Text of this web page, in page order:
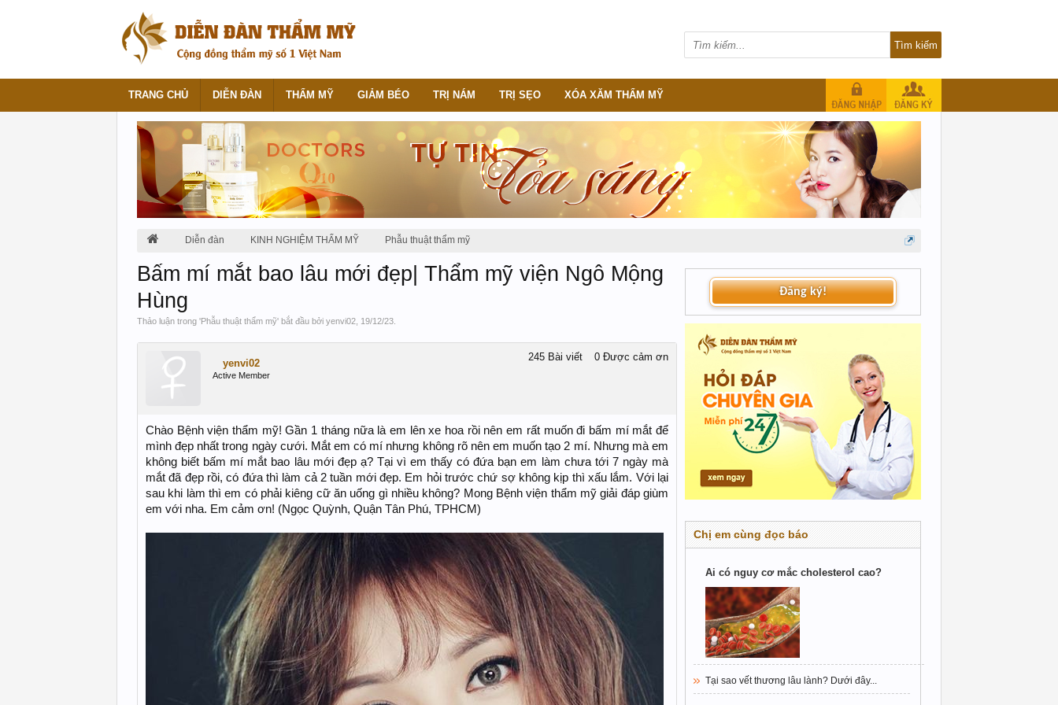
Diễn đàn KINH NGHIỆM THẨM MỸ Phẫu thuật thẩm mỹ
Bấm mí mắt bao lâu mới đẹp| Thẩm mỹ viện Ngô Mộng
Hùng
Thảo luận trong 'Phẫu thuật thẩm mỹ' bắt đầu bởi yenvi02 19/12/23
yenvi02
Active Member
245 Bài viết 0 Được cảm ơn
Chào Bệnh viện thẩm mỹ! Gần 1 tháng nữa là em lên xe hoa rồi nên em rất muốn đi bấm mí mắt để
mình đẹp nhất trong ngày cưới. Mắt em có mí nhưng không rõ nên em muốn tạo 2 mí. Nhưng mà em
không biết bấm mí mắt bao lâu mới đẹp ạ? Tại vì em thấy có đứa bạn em làm chưa tới 7 ngày mà
mắt đã đẹp rồi, có đứa thì làm cả 2 tuần mới đẹp. Em hỏi trước chứ sợ không kịp thì xấu lắm. Với lại
sau khi làm thì em có phải kiêng cữ ăn uống gì nhiều không? Mong Bệnh viện thẩm mỹ giải đáp giùm
em với nha. Em cảm ơn! (Ngọc Quỳnh, Quận Tân Phú, TPHCM)
Đăng ký!
Chị em cùng đọc báo
Ai có nguy cơ mắc cholesterol cao?
Tại sao vết thương lâu lành? Dưới đây...
TRANG CHỦ DIỄN ĐÀN THẨM MỸ GIẢM BÉO TRỊ NÁM TRỊ SẸO XÓA XĂM THẨM MỸ